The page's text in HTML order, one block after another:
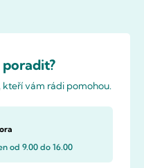
kteří vám rádi pomohou.
od 9.00 do 16.00